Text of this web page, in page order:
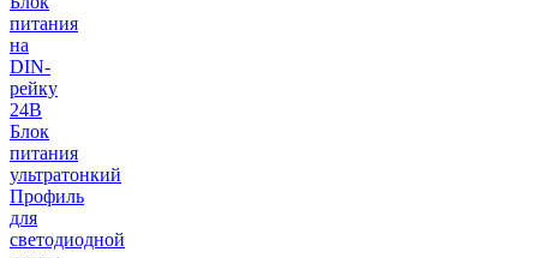
питания
на
DIN-
рейку
24В
Блок
питания
ультратонкий
Профиль
для
светодиодной